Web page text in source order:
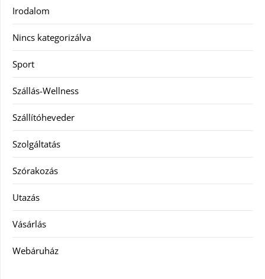
Irodalom
Nincs kategorizálva
Sport
Szállás-Wellness
Szállítóheveder
Szolgáltatás
Szórakozás
Utazás
Vásárlás
Webáruház